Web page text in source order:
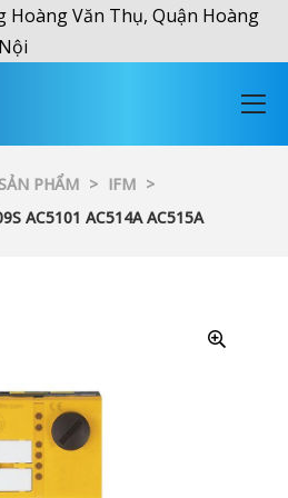
Hoàng Văn Thụ, Quận Hoàng
PHẨM > IFM >
AC5101 AC514A AC515A